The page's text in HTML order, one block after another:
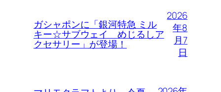
ガシャポンに「銀河特急 ミル
キー☆サブウェイ めじるしア
クセサリー」が登場！
2026
年8
月7
日